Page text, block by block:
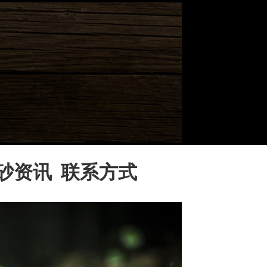
资讯 联系方式